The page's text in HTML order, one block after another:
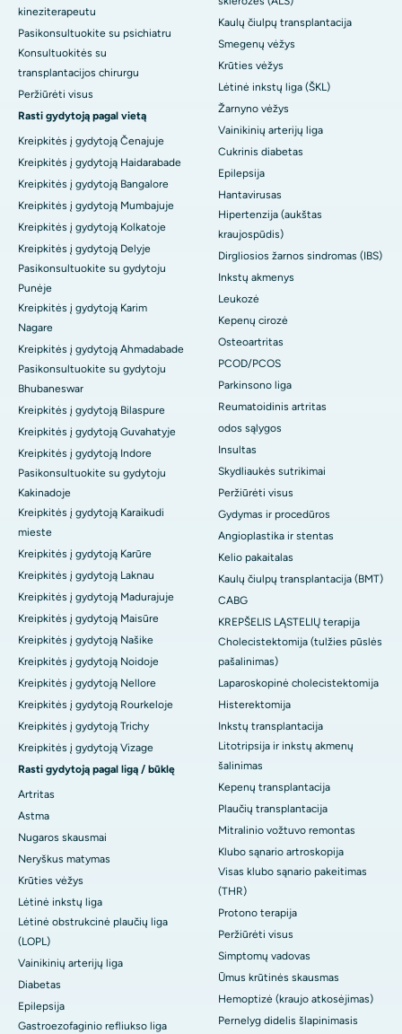
kineziterapeutu
Pasikonsultuokite su psichiatru
Konsultuokitės su
transplantacijos chirurgu
Peržiūrėti visus
Rasti gydytoją pagal vietą
Kreipkitės į gydytoją Čenajuje
Kreipkitės į gydytoją Haidarabade
Kreipkitės į gydytoją Bangalore
Kreipkitės į gydytoją Mumbajuje
Kreipkitės į gydytoją Kolkatoje
Kreipkitės į gydytoją Delyje
Pasikonsultuokite su gydytoju
Punėje
Kreipkitės į gydytoją Karim
Nagare
Kreipkitės į gydytoją Ahmadabade
Pasikonsultuokite su gydytoju
Bhubaneswar
Kreipkitės į gydytoją Bilaspure
Kreipkitės į gydytoją Guvahatyje
Kreipkitės į gydytoją Indore
Pasikonsultuokite su gydytoju
Kakinadoje
Kreipkitės į gydytoją Karaikudi
mieste
Kreipkitės į gydytoją Karūre
Kreipkitės į gydytoją Laknau
Kreipkitės į gydytoją Madurajuje
Kreipkitės į gydytoją Maisūre
Kreipkitės į gydytoją Našike
Kreipkitės į gydytoją Noidoje
Kreipkitės į gydytoją Nellore
Kreipkitės į gydytoją Rourkeloje
Kreipkitės į gydytoją Trichy
Kreipkitės į gydytoją Vizage
Rasti gydytoją pagal ligą / būklę
Artritas
Astma
Nugaros skausmai
Neryškus matymas
Krūties vėžys
Lėtinė inkstų liga
Lėtinė obstrukcinė plaučių liga
(LOPL)
Vainikinių arterijų liga
Diabetas
Epilepsija
Gastroezofaginio refliukso liga
Kaulų čiulpų transplantacija
Smegenų vėžys
Krūties vėžys
Lėtinė inkstų liga (ŠKL)
Žarnyno vėžys
Vainikinių arterijų liga
Cukrinis diabetas
Epilepsija
Hantavirusas
Hipertenzija (aukštas
kraujospūdis)
Dirgliosios žarnos sindromas (IBS)
Inkstų akmenys
Leukozė
Kepenų cirozė
Osteoartritas
PCOD/PCOS
Parkinsono liga
Reumatoidinis artritas
odos sąlygos
Insultas
Skydliaukės sutrikimai
Peržiūrėti visus
Gydymas ir procedūros
Angioplastika ir stentas
Kelio pakaitalas
Kaulų čiulpų transplantacija (BMT)
CABG
KREPŠELIS LĄSTELIŲ terapija
Cholecistektomija (tulžies pūslės
pašalinimas)
Laparoskopinė cholecistektomija
Histerektomija
Inkstų transplantacija
Litotripsija ir inkstų akmenų
šalinimas
Kepenų transplantacija
Plaučių transplantacija
Mitralinio vožtuvo remontas
Klubo sąnario artroskopija
Visas klubo sąnario pakeitimas
(THR)
Protono terapija
Peržiūrėti visus
Simptomų vadovas
Ūmus krūtinės skausmas
Hemoptizė (kraujo atkosėjimas)
Pernelyg didelis šlapinimasis